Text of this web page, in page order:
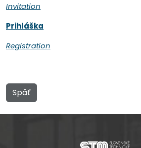
Invitation
Prihláška
Registration
Späť